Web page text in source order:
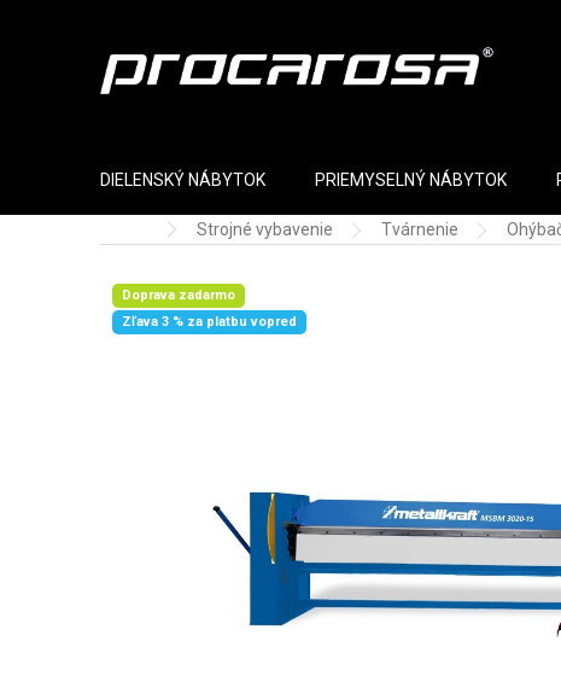
DIELENSKÝ NÁBYTOK PRIEMYSELNÝ NÁBYTOK
Domov Strojné vybavenie Tvárnenie
Doprava zadarmo
Zľava 3 % za platbu vopred